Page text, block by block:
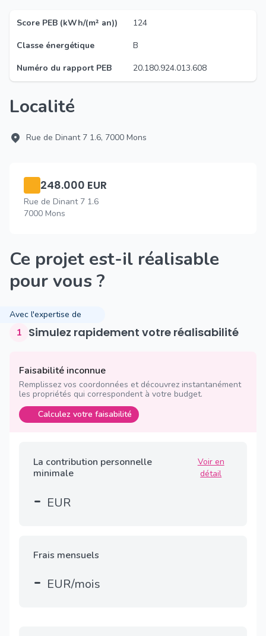
Score PEB (kWh/(m² an))
124
Classe énergétique
B
Numéro du rapport PEB
20.180.924.013.608
Localité
Rue de Dinant 7 1.6, 7000 Mons
248.000 EUR
Rue de Dinant 7 1.6
7000 Mons
Ce projet est-il réalisable
pour vous ?
Avec l'expertise de
1 Simulez rapidement votre réalisabilité
Faisabilité inconnue
Remplissez vos coordonnées et découvrez instantanément
les propriétés qui correspondent à votre budget.
Calculez votre faisabilité
La contribution personnelle
minimale
Voir en
détail
- EUR
Frais mensuels
- EUR/mois